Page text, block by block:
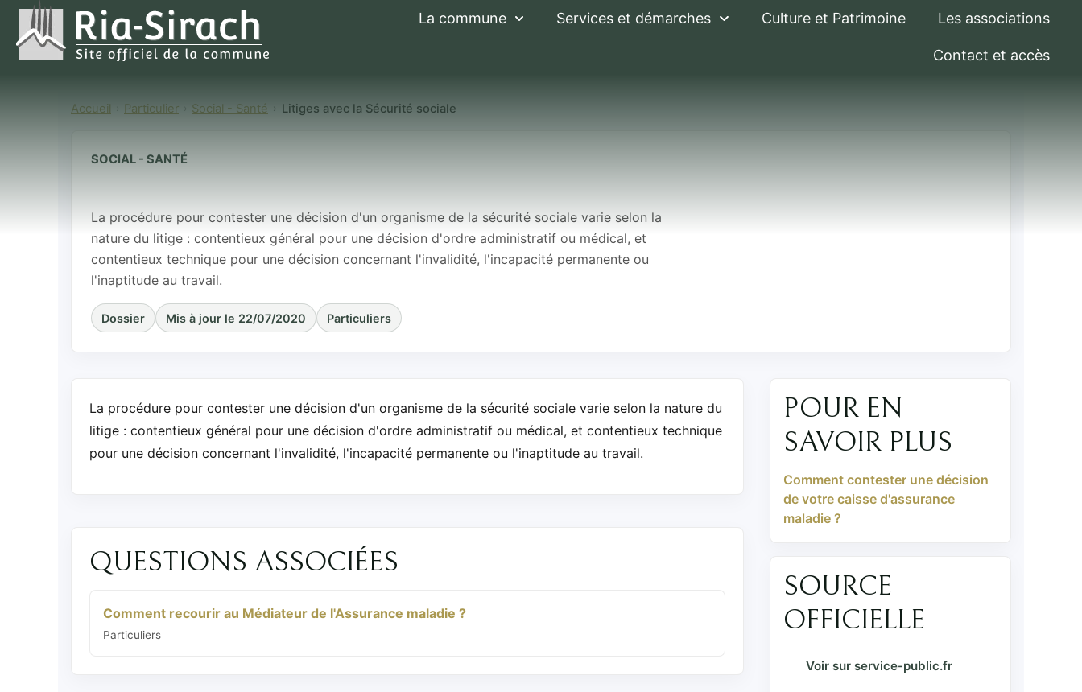
La commune Services et démarches Culture et Patrimoine Les associations
Contact et accès
Accueil Particulier Social - Santé Litiges avec la Sécurité sociale
SOCIAL - SANTÉ
Litiges avec la Sécurité sociale
La procédure pour contester une décision d'un organisme de la sécurité sociale varie selon la
nature du litige : contentieux général pour une décision d'ordre administratif ou médical, et
contentieux technique pour une décision concernant l'invalidité, l'incapacité permanente ou
l'inaptitude au travail.
Dossier Mis à jour le 22/07/2020 Particuliers
La procédure pour contester une décision d'un organisme de la sécurité sociale varie selon la nature du
litige : contentieux général pour une décision d'ordre administratif ou médical, et contentieux technique
pour une décision concernant l'invalidité, l'incapacité permanente ou l'inaptitude au travail.
QUESTIONS ASSOCIÉES
Comment recourir au Médiateur de l'Assurance maladie ?
Particuliers
POUR EN
SAVOIR PLUS
Comment contester une décision
de votre caisse d'assurance
maladie ?
SOURCE
OFFICIELLE
Voir sur service-public.fr